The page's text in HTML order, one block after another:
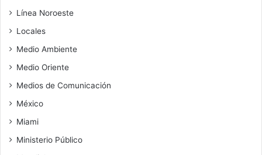
Línea Noroeste
Locales
Medio Ambiente
Medio Oriente
Medios de Comunicación
México
Miami
Ministerio Público